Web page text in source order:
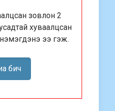
зовлон 2
хуваалцсан
ээ гэж.
бич